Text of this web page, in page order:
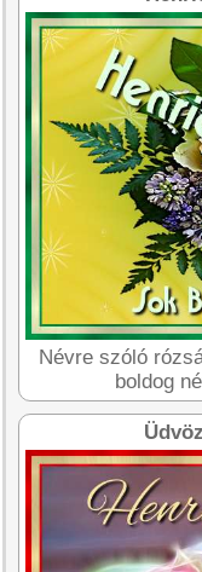
Névre szóló
boldog